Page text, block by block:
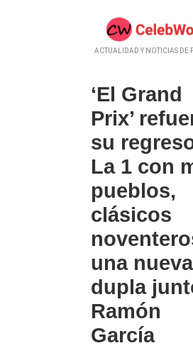
ACTUALIDAD Y NOTICIAS DE
‘El Grand
Prix’
su
La 1 con
pueblos,
clásicos
una nueva
dupla
Ramón
García